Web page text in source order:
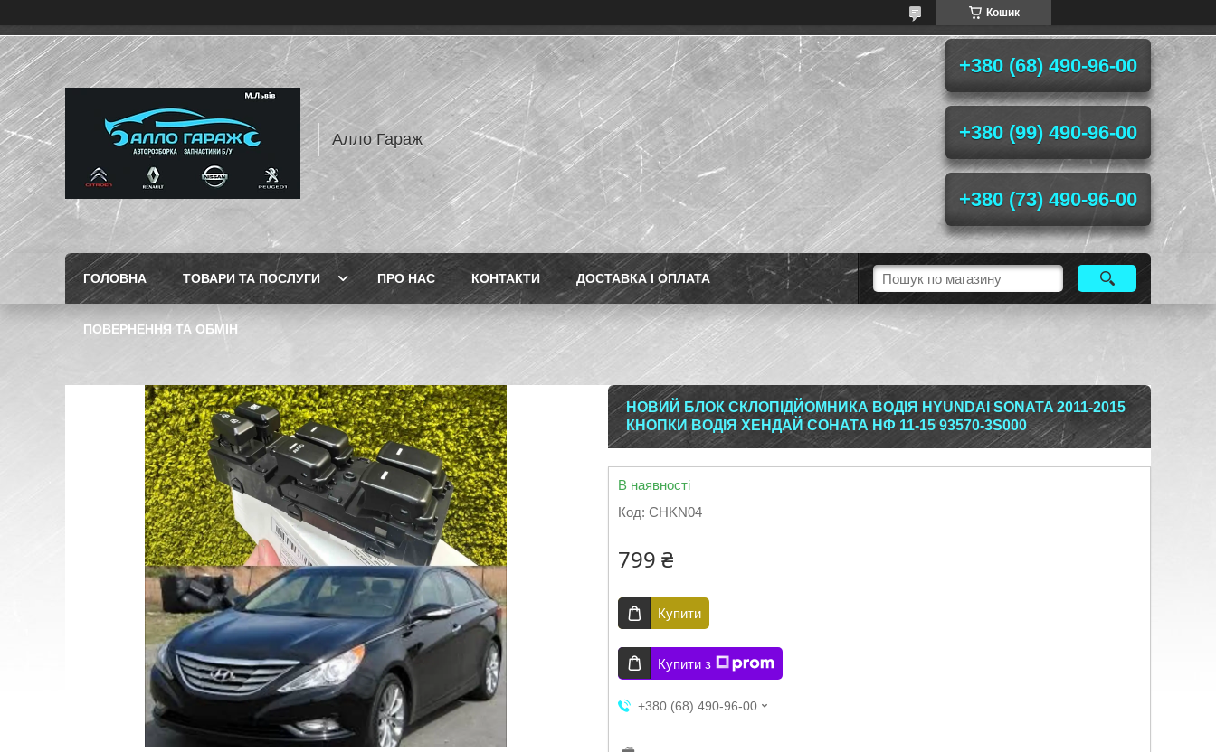
Кошик
Алло Гараж
+380 (68) 490-96-00
+380 (99) 490-96-00
+380 (73) 490-96-00
ГОЛОВНА ТОВАРИ ТА ПОСЛУГИ ПРО НАС КОНТАКТИ ДОСТАВКА І ОПЛАТА
ПОВЕРНЕННЯ ТА ОБМІН
НОВИЙ БЛОК СКЛОПІДЙОМНИКА ВОДІЯ HYUNDAI SONATA 2011-2015
КНОПКИ ВОДІЯ ХЕНДАЙ СОНАТА НФ 11-15 93570-3S000
В наявності
Код: CHKN04
799 ₴
Купити
Купити з
+380 (68) 490-96-00